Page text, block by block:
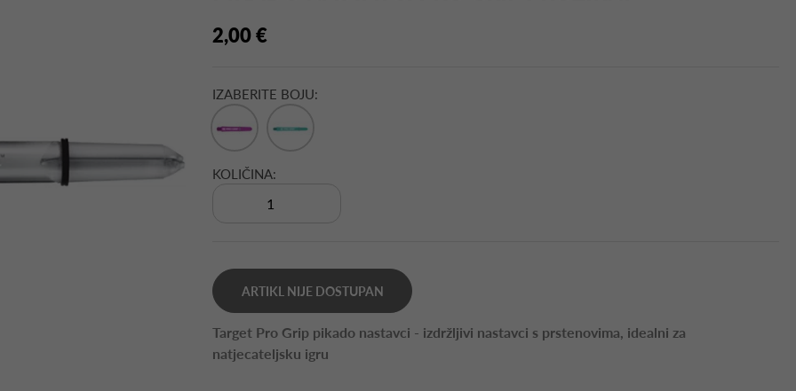
2,00 €
IZABERITE BOJU:
KOLIČINA:
ARTIKL NIJE DOSTUPAN
Target Pro Grip pikado nastavci - izdržljivi nastavci s prstenovima, idealni za
natjecateljsku igru